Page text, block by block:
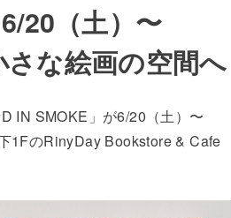
20（土）〜
な絵画の空間へ
IN SMOKE」が6/20（土）〜
1FのRinyDay Bookstore & Cafe